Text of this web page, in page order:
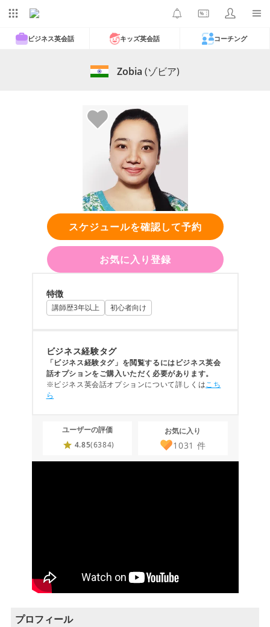
ビジネス英会話 キッズ英会話 コーチング
Zobia (ゾビア)
スケジュールを確認して予約
お気に入り登録
特徴
講師歴3年以上 初心者向け
ビジネス経験タグ
「ビジネス経験タグ」を閲覧するにはビジネス英会
話オプションをご購入いただく必要があります。
※ビジネス英会話オプションについて詳しくはこち
ら
ユーザーの評価
4.85(6384)
お気に入り
1031 件
プロフィール